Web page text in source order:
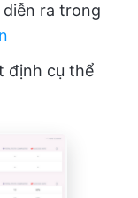
ra trong
định cụ thể